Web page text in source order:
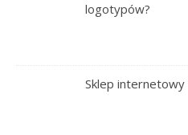
logotypów?
Sklep internetowy